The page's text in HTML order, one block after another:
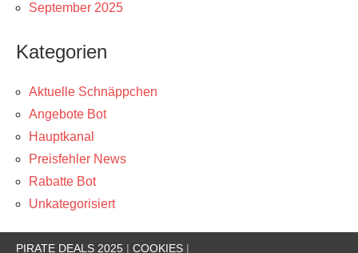
September 2025
Kategorien
Aktuelle Schnäppchen
Angebote Bot
Hauptkanal
Preisfehler News
Rabatte Bot
Unkategorisiert
PIRATE DEALS 2025 | COOKIES |